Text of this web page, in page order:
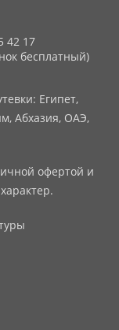
42 17
бесплатный)
Египет,
Абхазия, ОАЭ,
офертой и